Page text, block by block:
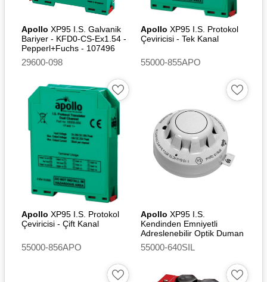
Sessiz akım 340 μA
Açılış dalgalanma akımı 1
Alarm göstergesi: Kırmızı
Çalışma sıcaklığı: -20ºC ila
+45ºC (T5) -20°C ila + 60°C
Garanti edilen sıcaklık
aralığı -20°C ila + 60°C
Boyutlar: 100 mm çap x 42
mm yükseklik
Ağırlık 105 gr
Muhafazası: Beyaz alev
geciktirici polikarbonat
Apollo XP95 I.S. Galvanik
Bariyer - KFD0-CS-Ex1.54 -
Pepperl+Fuchs - 107496
29600-098
Apollo XP95 I.S. Protokol
Çeviricisi - Tek Kanal
55000-855APO
Apollo XP95 I.S. Protokol
Çeviricisi - Çift Kanal
55000-856APO
Apollo XP95 I.S.
Kendinden Emniyetli
Adreslenebilir Optik Duman
Dedektörü [SIL2]
55000-640SIL